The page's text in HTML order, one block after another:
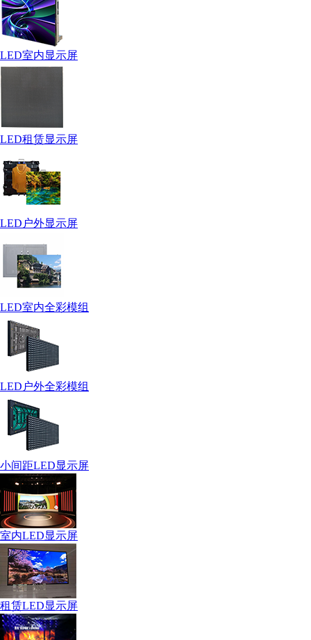
LED室内显示屏
LED租赁显示屏
LED户外显示屏
LED室内全彩模组
LED户外全彩模组
小间距LED显示屏
室内LED显示屏
租赁LED显示屏